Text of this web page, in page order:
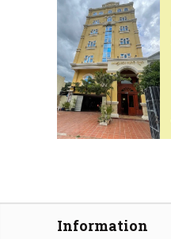
Information